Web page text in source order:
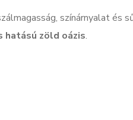
színárnyalat és
zöld oázis.